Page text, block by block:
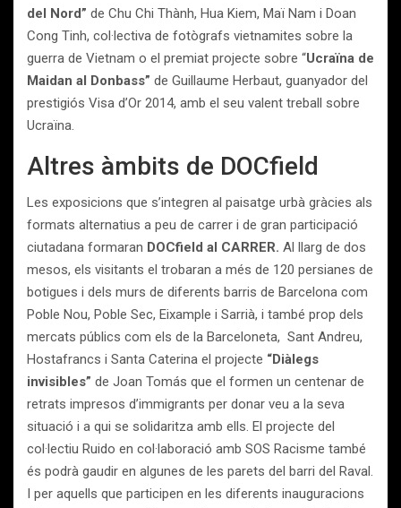
del Nord” de Chu Chi Thành, Hua Kiem, Maï Nam i Doan
Cong Tinh, col·lectiva de fotògrafs vietnamites sobre la
guerra de Vietnam o el premiat projecte sobre “Ucraïna de
Maidan al Donbass” de Guillaume Herbaut, guanyador del
prestigiós Visa d’Or 2014, amb el seu valent treball sobre
Ucraïna.
Altres àmbits de DOCfield
Les exposicions que s’integren al paisatge urbà gràcies als
formats alternatius a peu de carrer i de gran participació
ciutadana formaran DOCfield al CARRER. Al llarg de dos
mesos, els visitants el trobaran a més de 120 persianes de
botigues i dels murs de diferents barris de Barcelona com
Poble Nou, Poble Sec, Eixample i Sarrià, i també prop dels
mercats públics com els de la Barceloneta, Sant Andreu,
Hostafrancs i Santa Caterina el projecte “Diàlegs
invisibles” de Joan Tomás que el formen un centenar de
retrats impresos d’immigrants per donar veu a la seva
situació i a qui se solidaritza amb ells. El projecte del
col·lectiu Ruido en col·laboració amb SOS Racisme també
és podrà gaudir en algunes de les parets del barri del Raval.
I per aquells que participen en les diferents inauguracions